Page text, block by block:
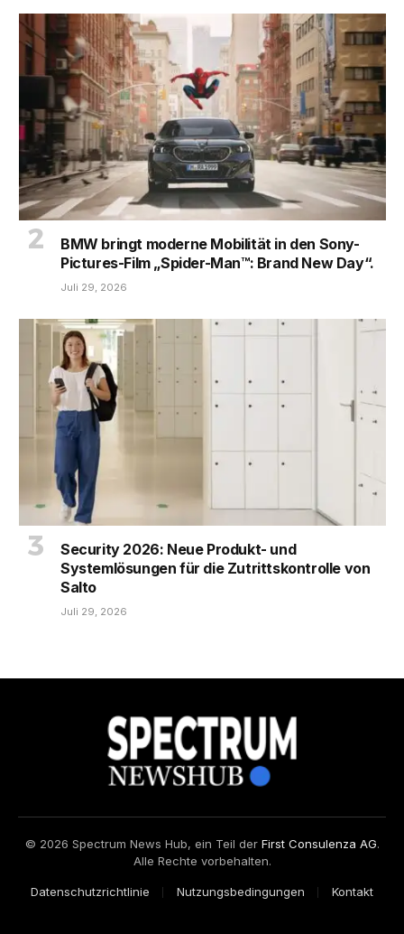
BMW bringt moderne Mobilität in den Sony-
Pictures-Film „Spider-Man™: Brand New Day“.
Juli 29, 2026
Security 2026: Neue Produkt- und
Systemlösungen für die Zutrittskontrolle von
Salto
Juli 29, 2026
© 2026 Spectrum News Hub, ein Teil der First Consulenza AG.
Alle Rechte vorbehalten.
Datenschutzrichtlinie Nutzungsbedingungen Kontakt